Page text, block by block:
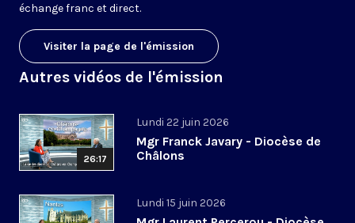
échange franc et direct.
Visiter la page de l'émission
Autres vidéos de l'émission
26:17
Lundi 22 juin 2026
Mgr Franck Javary - Diocèse de
Châlons
Lundi 15 juin 2026